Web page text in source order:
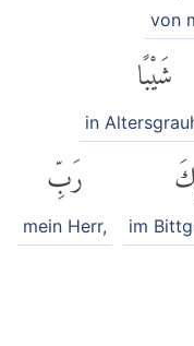
von
شَيْبًا
in
im
رَبِّ
mein Herr,